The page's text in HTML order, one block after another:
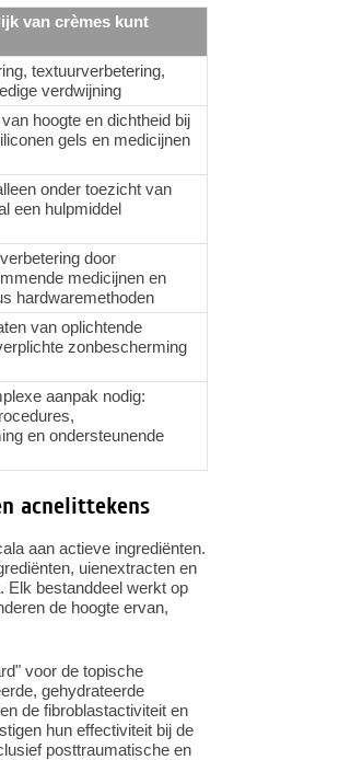
van crèmes kunt
textuurverbetering,
verdwijning
hoogte en dichtheid bij
gels en medicijnen
onder toezicht van
een hulpmiddel
door
medicijnen en
hardwaremethoden
van oplichtende
zonbescherming
aanpak nodig:
en ondersteunende
acnelittekens
aan actieve ingrediënten.
uienextracten en
Elk bestanddeel werkt op
de hoogte ervan,
voor de topische
gehydrateerde
de fibroblastactiviteit en
hun effectiviteit bij de
posttraumatische en